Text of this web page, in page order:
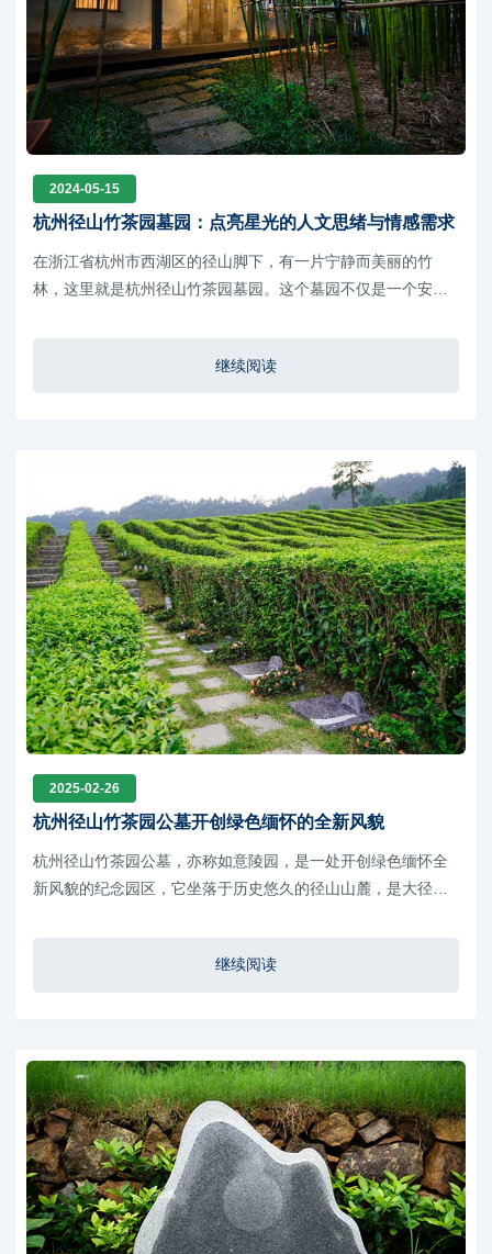
2024-05-15
杭州径山竹茶园墓园：点亮星光的人文思绪与情感需求
在浙江省杭州市西湖区的径山脚下，有一片宁静而美丽的竹
林，这里就是杭州径山竹茶园墓园。这个墓园不仅是一个安葬
继续阅读
2025-02-26
杭州径山竹茶园公墓开创绿色缅怀的全新风貌
杭州径山竹茶园公墓，亦称如意陵园，是一处开创绿色缅怀全
新风貌的纪念园区，它坐落于历史悠久的径山山麓，是大径山
继续阅读